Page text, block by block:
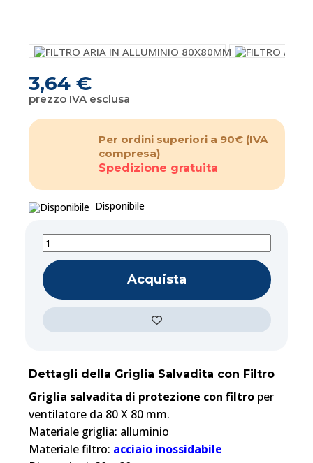
3,64 €
prezzo IVA esclusa
Per ordini superiori a 90€ (IVA
compresa)
Spedizione gratuita
Disponibile
Acquista
Dettagli della Griglia Salvadita con Filtro
Griglia salvadita di protezione con filtroper
ventilatore da 80 X 80 mm.
Materiale griglia: alluminio
Materiale filtro: acciaio inossidabile